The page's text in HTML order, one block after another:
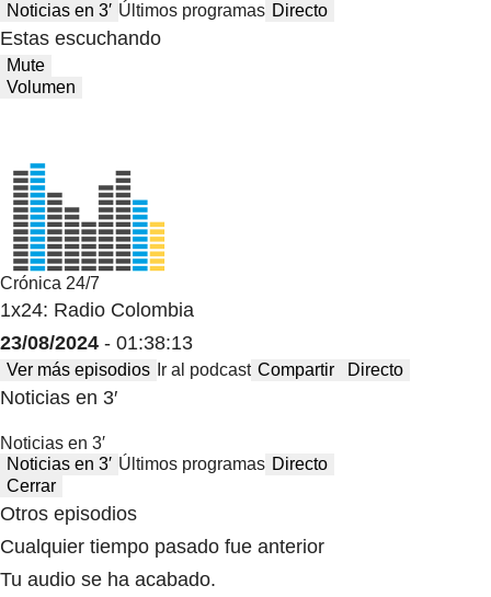
Noticias en 3′ Últimos programas Directo
Estas escuchando
Mute
Volumen
Crónica 24/7
1x24: Radio Colombia
23/08/2024 - 01:38:13
Ver más episodios Ir al podcast Compartir Directo
Noticias en 3′
Noticias en 3′
Noticias en 3′ Últimos programas Directo
Cerrar
Otros episodios
Cualquier tiempo pasado fue anterior
Tu audio se ha acabado.